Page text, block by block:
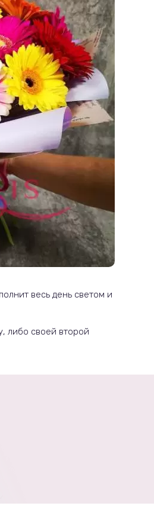
весь день светом и
либо своей второй